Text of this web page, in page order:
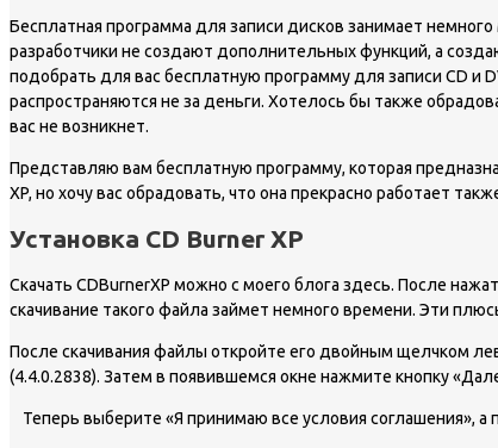
Бесплатная программа для записи дисков занимает
разработчики не создают дополнительных функций, а
подобрать для вас бесплатную программу для записи CD и
распространяются не за деньги. Хотелось бы также
вас не возникнет.
Представляю вам бесплатную программу, которая
XP, но хочу вас обрадовать, что она прекрасно работает
Установка CD Burner XP
Скачать CDBurnerXP можно с моего блога здесь. После
скачивание такого файла займет немного времени. Эти
После скачивания файлы откройте его двойным щелчком
(4.4.0.2838). Затем в появившемся окне нажмите кнопку
Теперь выберите «Я принимаю все условия соглашения», а